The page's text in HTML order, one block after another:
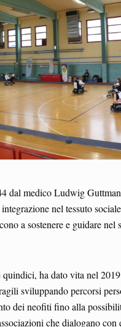
dal medico Ludwig
nel tessuto
a sostenere e guidare
ha dato vita nel
sviluppando percorsi
dei neofiti fino alla
che dialogano